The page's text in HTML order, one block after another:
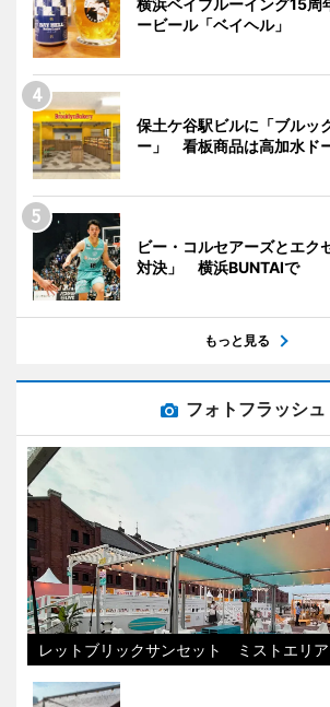
横浜ベイブルーイング15
ービール「ベイヘル」
保土ケ谷駅ビルに「ブルッ
ー」 看板商品は高加水ド
ビー・コルセアーズとエク
対決」 横浜BUNTAIで
もっと見る
フォトフラッシュ
レットブリックサンセット ミストエリア